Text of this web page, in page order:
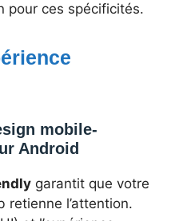
pour ces spécificités.
mobile-
Android
garantit que votre
retienne l’attention.